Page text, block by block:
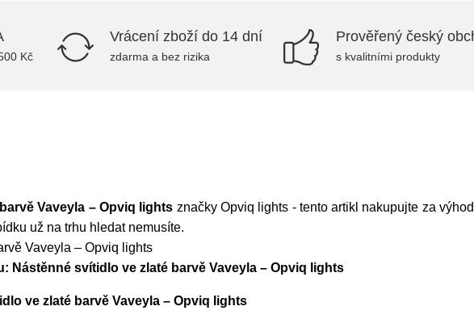
Kč
Vrácení zboží do 14 dní
zdarma a bez rizika
Prověřený český
s kvalitními produkty
Vaveyla – Opviq lights značky Opviq lights - tento artikl nakupujte za
už na trhu hledat nemusíte.
Vaveyla – Opviq lights
Nástěnné svítidlo ve zlaté barvě Vaveyla – Opviq lights
ve zlaté barvě Vaveyla – Opviq lights